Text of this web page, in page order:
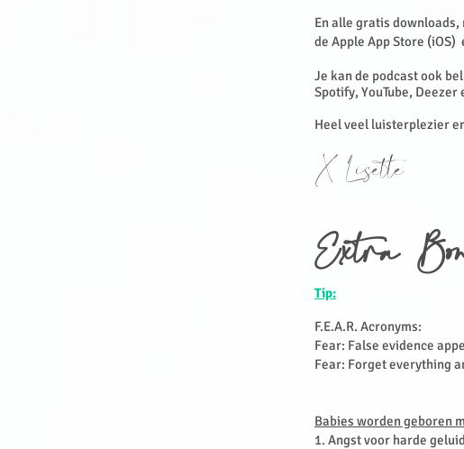
En alle gratis
de Apple App Store
Je kan de podcast ook
Spotify, YouTube, Deezer
Heel veel luisterplezier
X Lisette
Extra
Tip:
F.E.A.R. Acronyms:
Fear: False evidence
Fear: Forget everything
Babies worden geboren
1. Angst voor harde